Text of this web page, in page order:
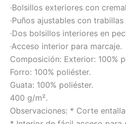
·Bolsillos exteriores con
·Puños ajustables con
·Dos bolsillos interiores en
·Acceso interior para marcaje.
Composición: Exterior: 100%
Forro: 100% poliéster.
Guata: 100% poliéster.
400 g/m².
Observaciones: * Corte